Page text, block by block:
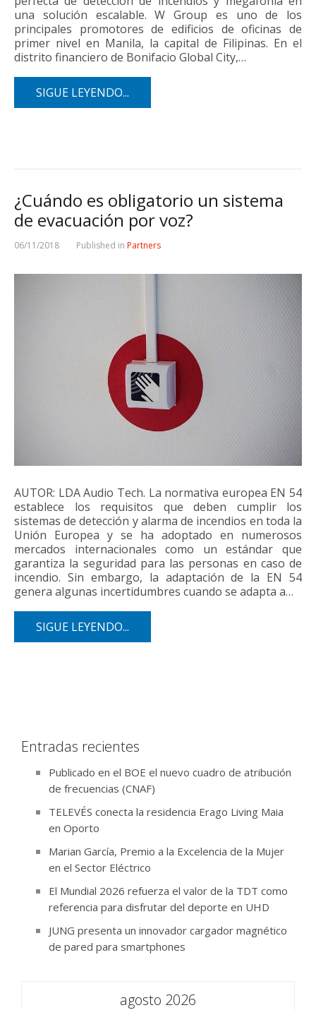
una solución escalable. W Group es uno de los
principales promotores de edificios de oficinas de
primer nivel en Manila, la capital de Filipinas. En el
distrito financiero de Bonifacio Global City,…
SIGUE LEYENDO...
¿Cuándo es obligatorio un sistema
de evacuación por voz?
06/11/2018 Published in Partners
AUTOR: LDA Audio Tech. La normativa europea EN 54
establece los requisitos que deben cumplir los
sistemas de detección y alarma de incendios en toda la
Unión Europea y se ha adoptado en numerosos
mercados internacionales como un estándar que
garantiza la seguridad para las personas en caso de
incendio. Sin embargo, la adaptación de la EN 54
genera algunas incertidumbres cuando se adapta a…
SIGUE LEYENDO...
Entradas recientes
Publicado en el BOE el nuevo cuadro de atribución
de frecuencias (CNAF)
TELEVÉS conecta la residencia Erago Living Maia
en Oporto
Marian García, Premio a la Excelencia de la Mujer
en el Sector Eléctrico
El Mundial 2026 refuerza el valor de la TDT como
referencia para disfrutar del deporte en UHD
JUNG presenta un innovador cargador magnético
de pared para smartphones
agosto 2026